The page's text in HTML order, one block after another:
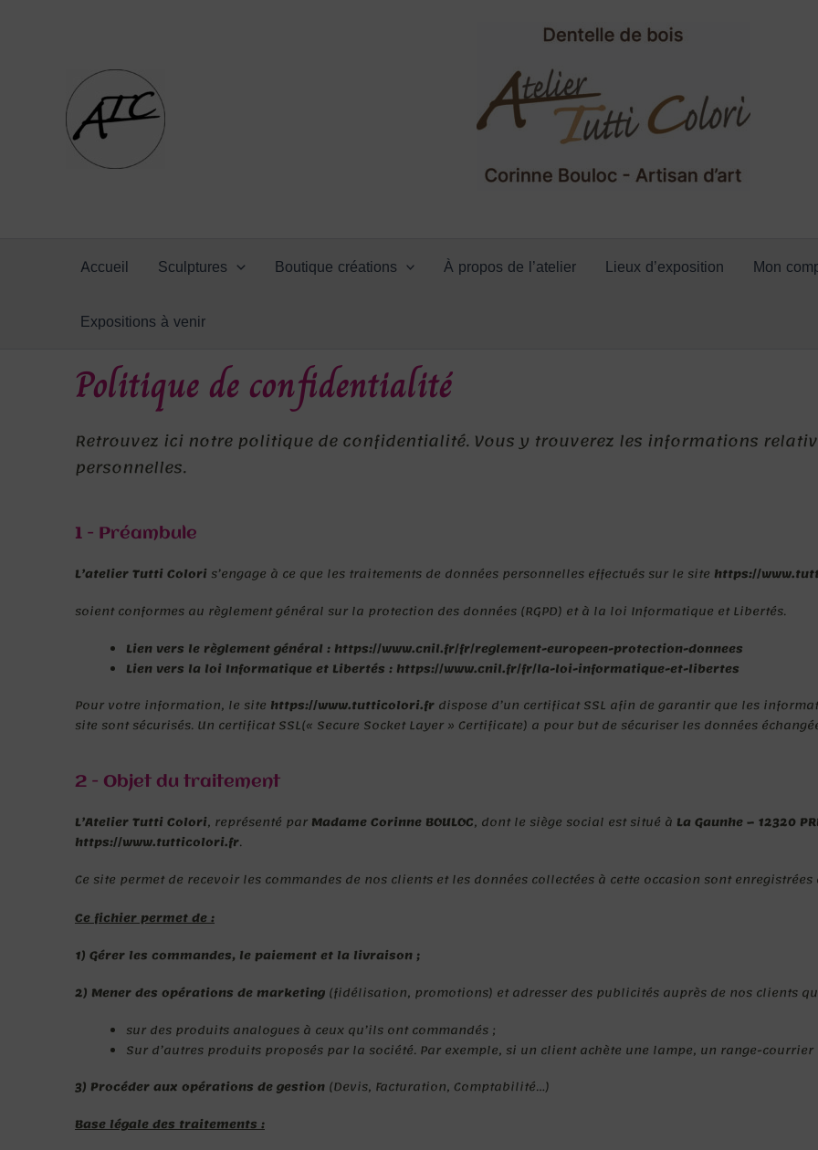
Accueil Sculptures Boutique créations À propos de l’atelier Lieux d’exposition Mon
Expositions à venir
Politique de confidentialité
Retrouvez ici notre politique de confidentialité. Vous y trouverez les informations
personnelles.
1 - Préambule
L’atelier Tutti Colori s’engage à ce que les traitements de données personnelles effectués sur le site https://
soient conformes au règlement général sur la protection des données (RGPD) et à la loi Informatique et Libertés.
Lien vers le règlement général : https://www.cnil.fr/fr/reglement-europeen-protection-donnees
Lien vers la loi Informatique et Libertés : https://www.cnil.fr/fr/la-loi-informatique-et-libertes
Pour votre information, le site https://www.tutticolori.fr dispose d’un certificat SSL afin de garantir que les
site sont sécurisés. Un certificat SSL(« Secure Socket Layer » Certificate) a pour but de sécuriser les données
2 - Objet du traitement
L’Atelier Tutti Colori, représenté par Madame Corinne BOULOC, dont le siège social est situé à La Gaunhe – 12320
https://www.tutticolori.fr.
Ce site permet de recevoir les commandes de nos clients et les données collectées à cette occasion sont
Ce fichier permet de :
1) Gérer les commandes, le paiement et la livraison ;
2) Mener des opérations de marketing (fidélisation, promotions) et adresser des publicités auprès de nos clients
sur des produits analogues à ceux qu’ils ont commandés ;
Sur d’autres produits proposés par la société. Par exemple, si un client achète une lampe, un range-
3) Procéder aux opérations de gestion (Devis, Facturation, Comptabilité…)
Base légale des traitements :